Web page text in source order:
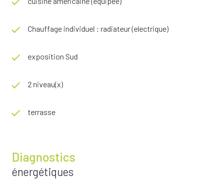
Chauffage individuel : radiateur (electrique)
exposition Sud
2 niveau(x)
terrasse
Diagnostics
énergétiques